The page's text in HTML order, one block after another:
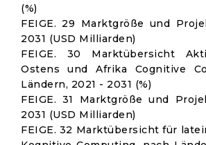
(%)
FEIGE. 29 Marktgröße und
2031 (USD Milliarden)
FEIGE. 30 Marktübersicht
Ostens und Afrika Cognitive
Ländern, 2021 - 2031 (%)
FEIGE. 31 Marktgröße und
2031 (USD Milliarden)
FEIGE. 32 Marktübersicht für